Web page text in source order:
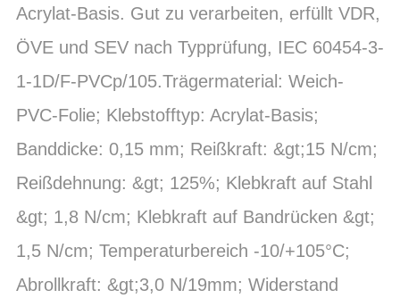
Acrylat-Basis. Gut zu verarbeiten, erfüllt VDR,
ÖVE und SEV nach Typprüfung, IEC 60454-3-
1-1D/F-PVCp/105.Trägermaterial: Weich-
PVC-Folie; Klebstofftyp: Acrylat-Basis;
Banddicke: 0,15 mm; Reißkraft: &gt;15 N/cm;
Reißdehnung: &gt; 125%; Klebkraft auf Stahl
&gt; 1,8 N/cm; Klebkraft auf Bandrücken &gt;
1,5 N/cm; Temperaturbereich -10/+105°C;
Abrollkraft: &gt;3,0 N/19mm; Widerstand